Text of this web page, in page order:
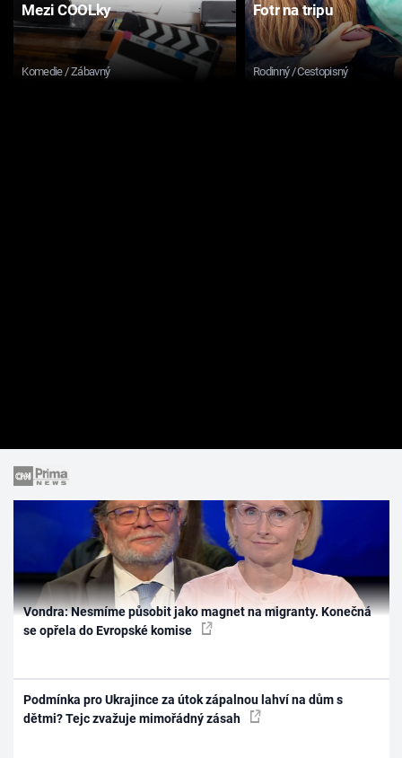
Mezi COOLky
Komedie / Zábavný
Fotr na tripu
Rodinný / Cestopisný
Vondra: Nesmíme působit jako magnet na migranty. Konečná
se opřela do Evropské komise
Podmínka pro Ukrajince za útok zápalnou lahví na dům s
dětmi? Tejc zvažuje mimořádný zásah